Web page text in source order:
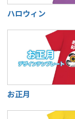
ハロウィン
お正月